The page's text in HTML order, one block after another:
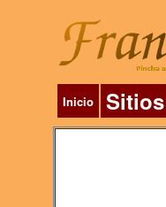
Inicio Sitios